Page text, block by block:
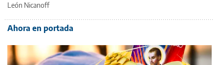
León Nicanoff
Ahora en portada